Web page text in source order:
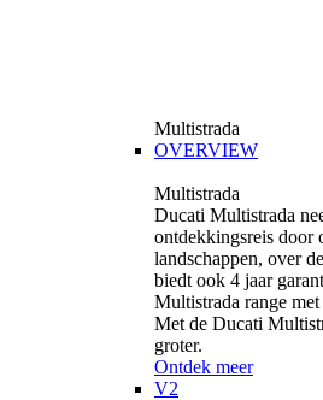
Multistrada
OVERVIEW
Multistrada
Ducati Multistrada
ontdekkingsreis door
landschappen, over
biedt ook 4 jaar
Multistrada range
Met de Ducati
groter.
Ontdek meer
V2